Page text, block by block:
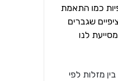
כמו התאמת
שגברים
לנו
מזלות לפי